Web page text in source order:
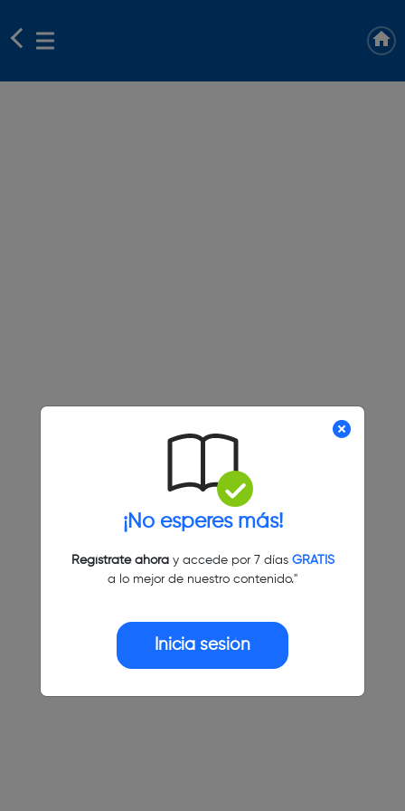
¡No esperes más!
Regístrate ahoray accede por 7 días GRATIS
a lo mejor de nuestro contenido."
Inicia sesión